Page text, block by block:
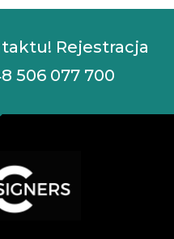
Rejestracja
506 077 700